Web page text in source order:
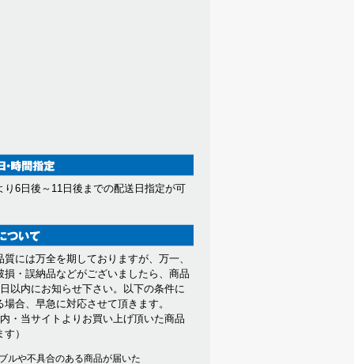
り6日後～11日後までの配送日指定が可
質には万全を期しておりますが、万一、
損・誤納品などがございましたら、商品
以内にお知らせ下さい。以下の条件に
場合、早急に対応させて頂きます。
・当サイトよりお買い上げ頂いた商品
）
ルや不具合のある商品が届いた